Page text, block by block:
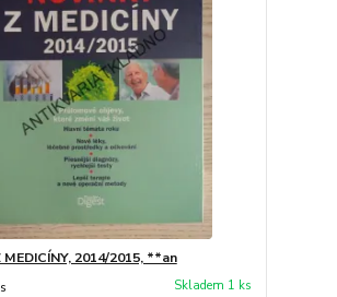
MEDICÍNY, 2014/2015, **an
Skladem 1 ks